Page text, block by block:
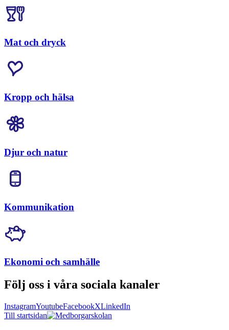
Mat och dryck
Kropp och hälsa
Djur och natur
Kommunikation
Ekonomi och samhälle
Följ oss i våra sociala kanaler
InstagramYoutubeFacebookXLinkedIn
Till startsidan